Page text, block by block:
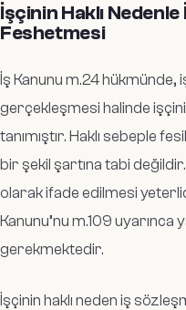
İşçinin Haklı
Feshetmesi
İş Kanunu m.24 hükmünde,
gerçekleşmesi halinde
tanımıştır. Haklı sebeple
bir şekil şartına tabi
olarak ifade edilmesi
Kanunu’nu m.109 uyarınca
gerekmektedir.
İşçinin haklı neden iş